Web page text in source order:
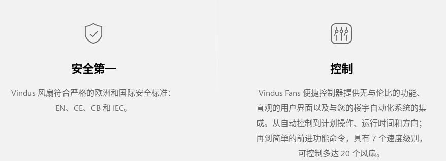
安全第一
Vindus 风扇符合严格的欧洲和国际安全标准：
EN、CE、CB 和 IEC。
控制
Vindus Fans 便捷控制器提供无与伦比的功能、
直观的用户界面以及与您的楼宇自动化系统的集
成。从自动控制到计划操作、运行时间和方向；
再到简单的前进功能命令，具有 7 个速度级别，
可控制多达 20 个风扇。